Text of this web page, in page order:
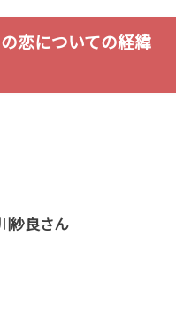
恋についての経緯
紗良さん